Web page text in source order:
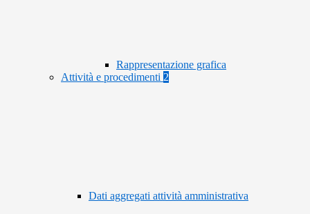
Rappresentazione grafica
Attività e procedimenti 2
Dati aggregati attività amministrativa